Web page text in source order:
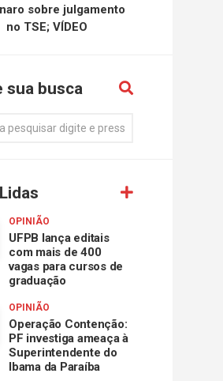
sobre julgamento
no TSE; VÍDEO
sua busca
OPINIÃO
UFPB lança editais
com mais de 400
vagas para cursos de
graduação
OPINIÃO
Operação Contenção:
PF investiga ameaça à
Superintendente do
Ibama da Paraíba